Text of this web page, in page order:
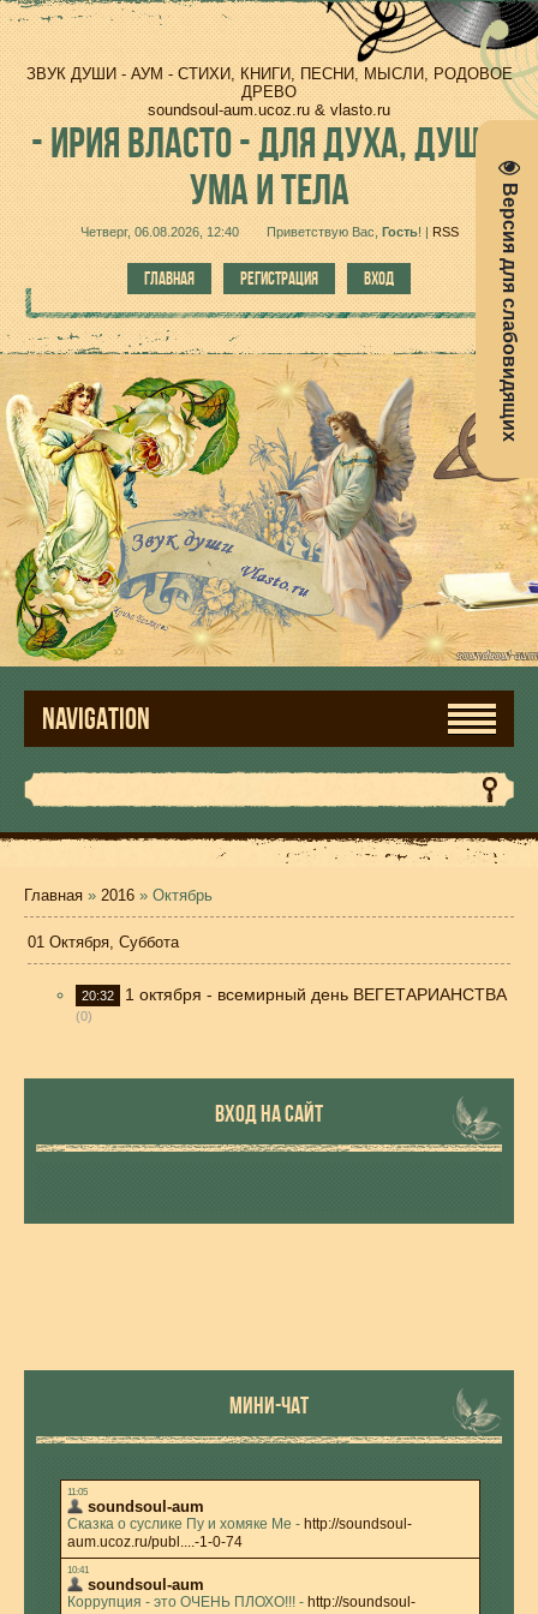
Версия для слабовидящих
ЗВУК ДУШИ - АУМ - СТИХИ, КНИГИ, ПЕСНИ, МЫСЛИ, РОДОВОЕ
ДРЕВО
soundsoul-aum.ucoz.ru & vlasto.ru
-ИРИЯ ВЛАСТО - ДЛЯ ДУХА, ДУШИ,
УМА И ТЕЛА
Четверг, 06.08.2026, 12:40 Приветствую Вас, Гость! | RSS
ГЛАВНАЯ РЕГИСТРАЦИЯ ВХОД
NAVIGATION
Главная » 2016 » Октябрь
01 Октября, Суббота
20:32 1 октября - всемирный день ВЕГЕТАРИАНСТВА
(0)
ВХОД НА САЙТ
МИНИ-ЧАТ